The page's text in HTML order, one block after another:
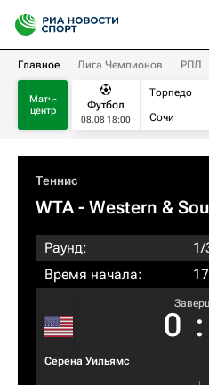
Главное Лига Чемпионов РПЛ
Матч-
центр
Футбол
08.08 18:00
Торпедо
Сочи
Теннис
WTA- Western &
Раунд:
1/
Время начала:
Серена Уильямс
0 :